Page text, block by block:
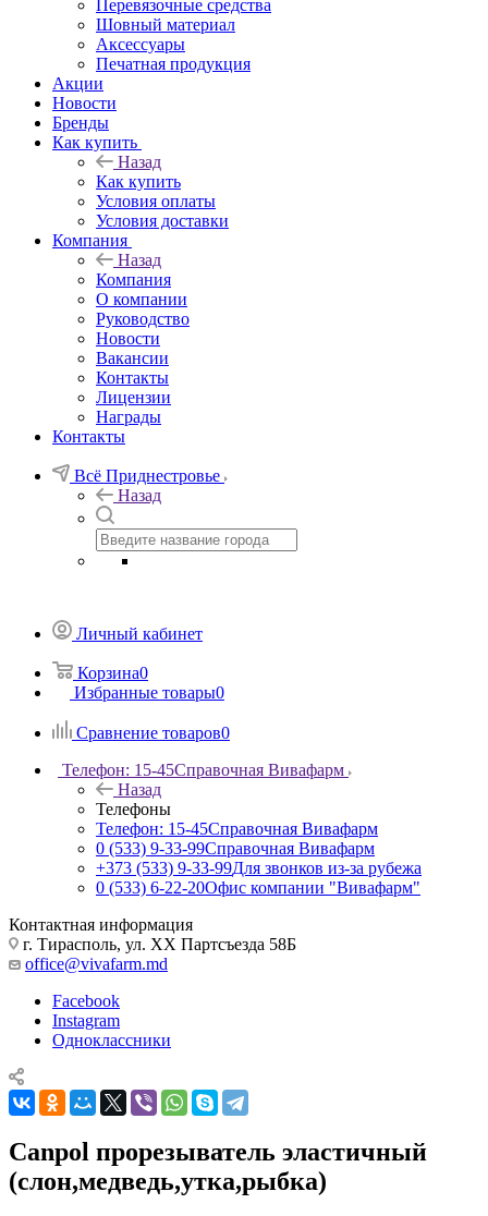
Перевязочные средства
Шовный материал
Аксессуары
Печатная продукция
Акции
Новости
Бренды
Как купить
Назад
Как купить
Условия оплаты
Условия доставки
Компания
Назад
Компания
О компании
Руководство
Новости
Вакансии
Контакты
Лицензии
Награды
Контакты
Всё Приднестровье
Назад
Личный кабинет
Корзина0
Избранные товары0
Сравнение товаров0
Телефон: 15-45Справочная Вивафарм
Назад
Телефоны
Телефон: 15-45Справочная Вивафарм
0 (533) 9-33-99Справочная Вивафарм
+373 (533) 9-33-99Для звонков из-за рубежа
0 (533) 6-22-20Офис компании "Вивафарм"
Контактная информация
г. Тирасполь, ул. ХХ Партсъезда 58Б
office@vivafarm.md
Facebook
Instagram
Одноклассники
Canpol прорезыватель эластичный
(слон,медведь,утка,рыбка)